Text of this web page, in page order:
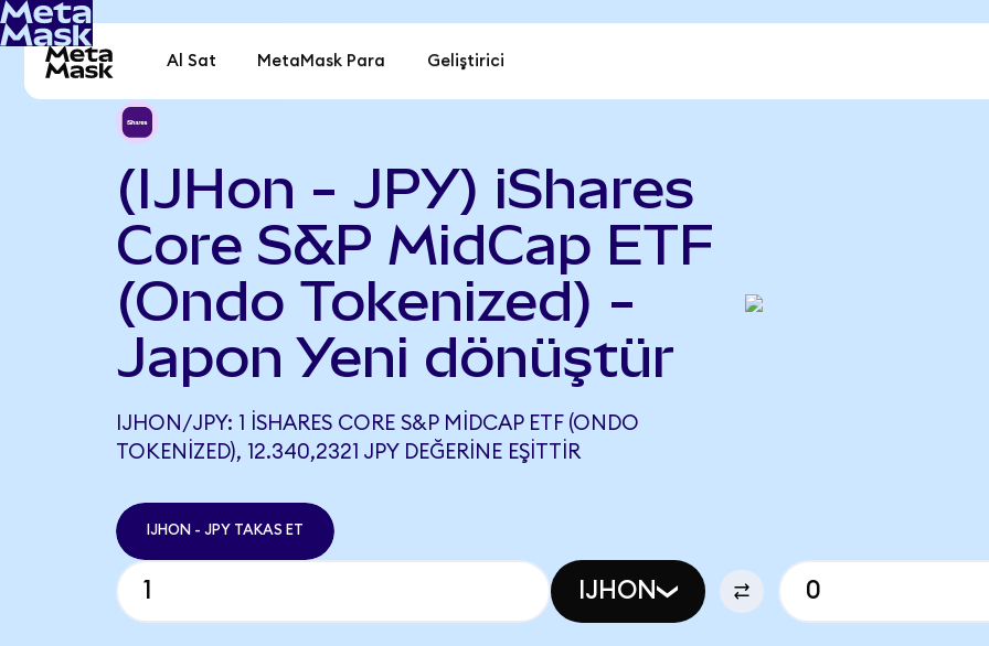
Al Sat MetaMask Para Geliştirici
(IJHon - JPY) iShares
Core S&P MidCap ETF
(Ondo Tokenized) -
Japon Yeni dönüştür
IJHON/JPY: 1 ISHARES CORE S&P MIDCAP ETF (ONDO
TOKENIZED), 12.340,2321 JPY DEĞERINE EŞITTIR
IJHON - JPY TAKAS ET
IJHON